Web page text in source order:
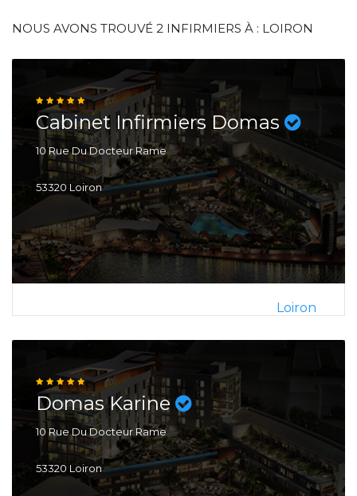
NOUS AVONS TROUVÉ 2 INFIRMIERS À : LOIRON
Cabinet Infirmiers Domas
10 Rue Du Docteur Rame
53320 Loiron
Loiron
Domas Karine
10 Rue Du Docteur Rame
53320 Loiron